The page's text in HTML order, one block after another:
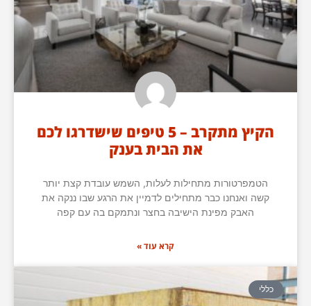
הקיץ מתקרב – 5 טיפים שישדרגו לכם
את הבית בענק
הטמפרטורות מתחילות לעלות, השמש עובדת קצת יותר
קשה ואנחנו כבר מתחילים לדמיין את הרגע שבו ננקה את
האבק מפינת הישיבה בחצר ונתמקם בה עם קפה
קרא עוד »
כללי